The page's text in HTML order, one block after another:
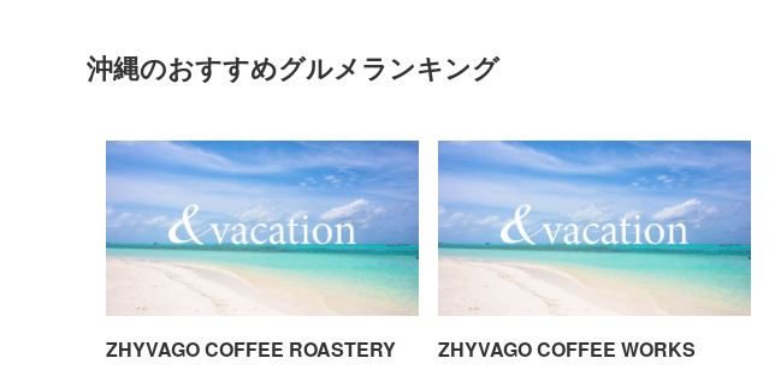
沖縄のおすすめグルメランキング
ZHYVAGO COFFEE ROASTERY ZHYVAGO COFFEE WORKS